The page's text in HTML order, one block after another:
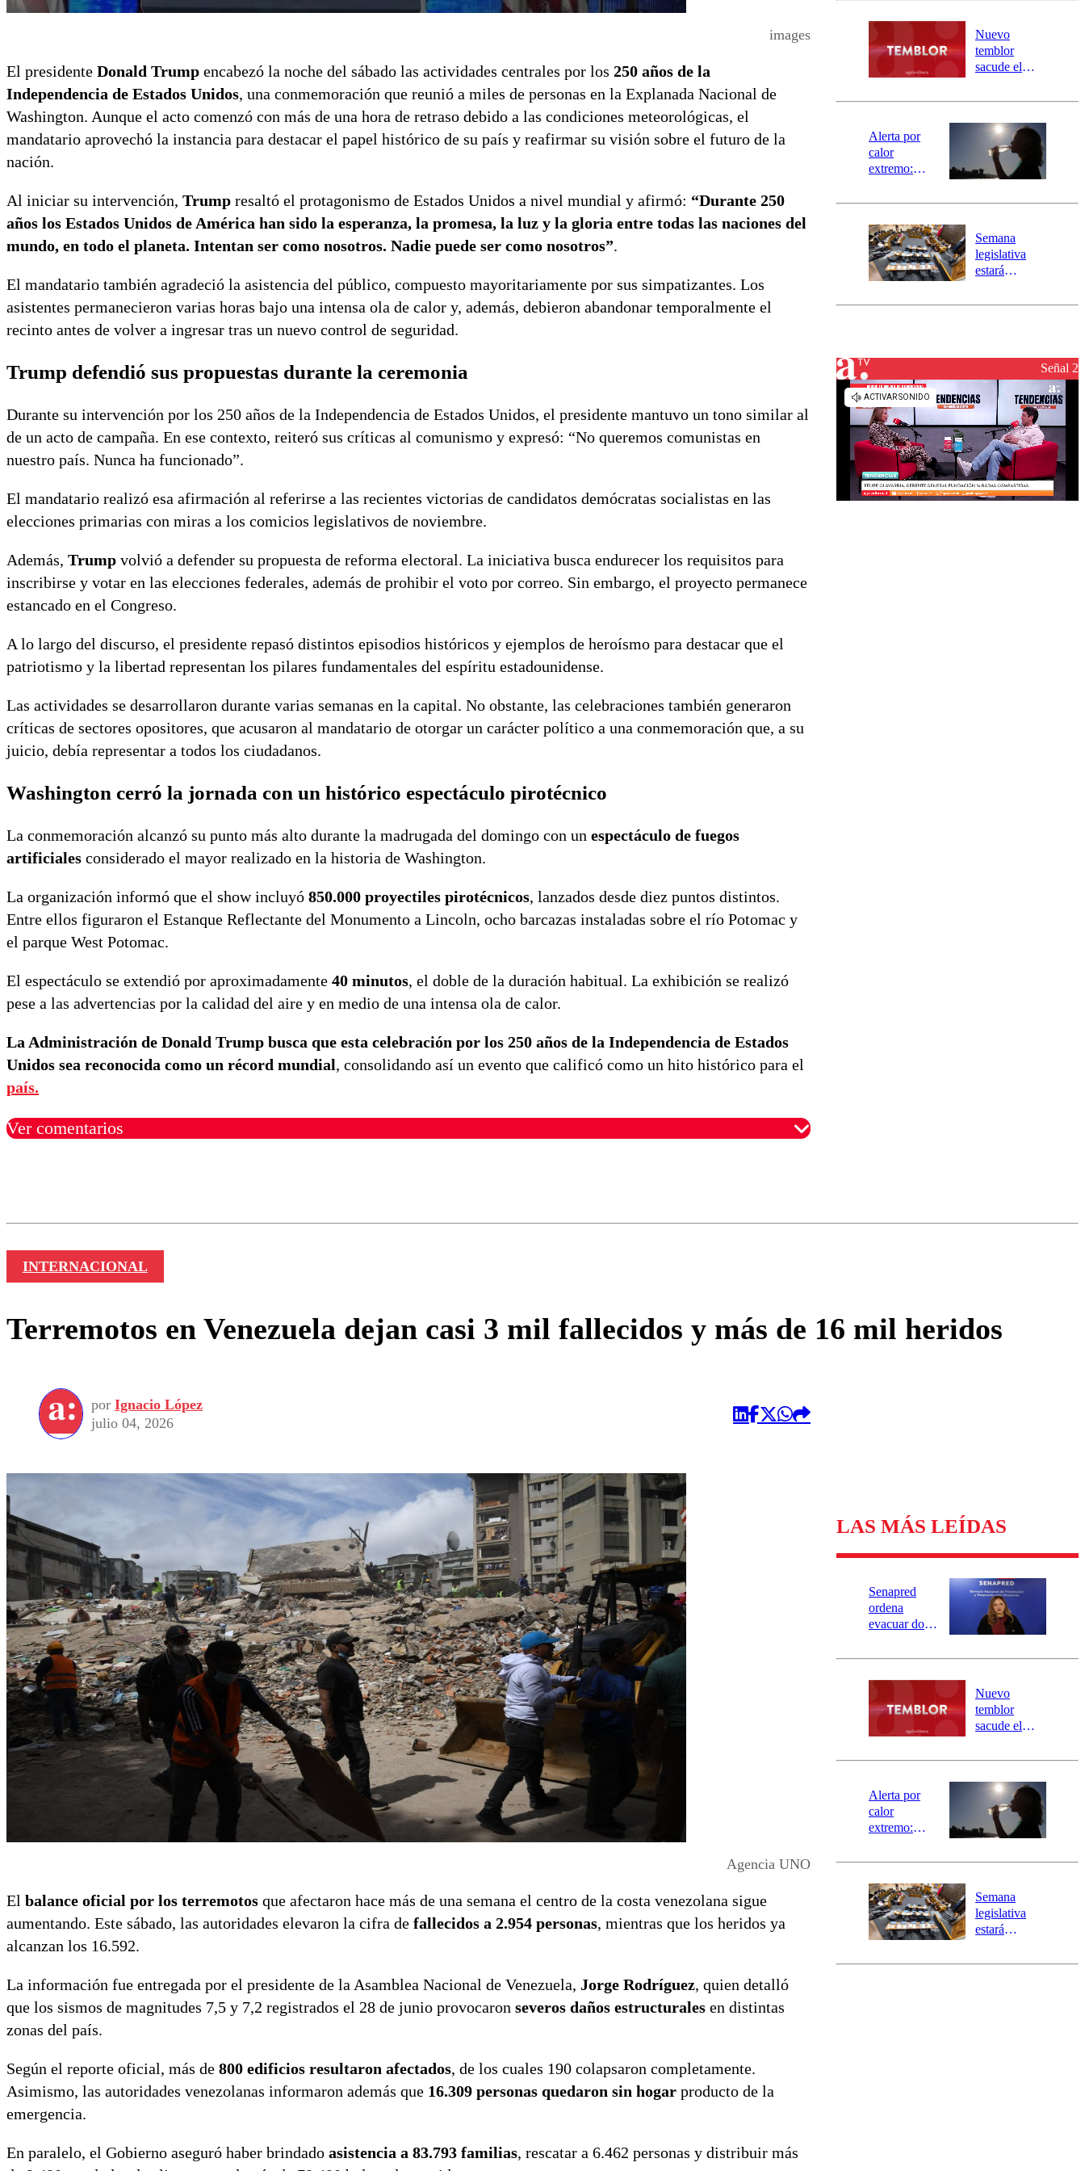
images
El presidente Donald Trump encabezó la noche del sábado las actividades centrales por los 250 años de la
Independencia de Estados Unidos, una conmemoración que reunió a miles de personas en la Explanada Nacional de
Washington. Aunque el acto comenzó con más de una hora de retraso debido a las condiciones meteorológicas, el
mandatario aprovechó la instancia para destacar el papel histórico de su país y reafirmar su visión sobre el futuro de la
nación.
Al iniciar su intervención, Trump resaltó el protagonismo de Estados Unidos a nivel mundial y afirmó: “Durante 250
años los Estados Unidos de América han sido la esperanza, la promesa, la luz y la gloria entre todas las naciones del
mundo, en todo el planeta. Intentan ser como nosotros. Nadie puede ser como nosotros”.
El mandatario también agradeció la asistencia del público, compuesto mayoritariamente por sus simpatizantes. Los
asistentes permanecieron varias horas bajo una intensa ola de calor y, además, debieron abandonar temporalmente el
recinto antes de volver a ingresar tras un nuevo control de seguridad.
Trump defendió sus propuestas durante la ceremonia
Durante su intervención por los 250 años de la Independencia de Estados Unidos, el presidente mantuvo un tono similar al
de un acto de campaña. En ese contexto, reiteró sus críticas al comunismo y expresó: “No queremos comunistas en
nuestro país. Nunca ha funcionado”.
El mandatario realizó esa afirmación al referirse a las recientes victorias de candidatos demócratas socialistas en las
elecciones primarias con miras a los comicios legislativos de noviembre.
Además, Trump volvió a defender su propuesta de reforma electoral. La iniciativa busca endurecer los requisitos para
inscribirse y votar en las elecciones federales, además de prohibir el voto por correo. Sin embargo, el proyecto permanece
estancado en el Congreso.
A lo largo del discurso, el presidente repasó distintos episodios históricos y ejemplos de heroísmo para destacar que el
patriotismo y la libertad representan los pilares fundamentales del espíritu estadounidense.
Las actividades se desarrollaron durante varias semanas en la capital. No obstante, las celebraciones también generaron
críticas de sectores opositores, que acusaron al mandatario de otorgar un carácter político a una conmemoración que, a su
juicio, debía representar a todos los ciudadanos.
Washington cerró la jornada con un histórico espectáculo pirotécnico
La conmemoración alcanzó su punto más alto durante la madrugada del domingo con un espectáculo de fuegos
artificiales considerado el mayor realizado en la historia de Washington.
La organización informó que el show incluyó 850.000 proyectiles pirotécnicos, lanzados desde diez puntos distintos.
Entre ellos figuraron el Estanque Reflectante del Monumento a Lincoln, ocho barcazas instaladas sobre el río Potomac y
el parque West Potomac.
El espectáculo se extendió por aproximadamente 40 minutos, el doble de la duración habitual. La exhibición se realizó
pese a las advertencias por la calidad del aire y en medio de una intensa ola de calor.
La Administración de Donald Trump busca que esta celebración por los 250 años de la Independencia de Estados
Unidos sea reconocida como un récord mundial, consolidando así un evento que calificó como un hito histórico para el
país.
Ver comentarios
río Damas:
activa
mensajería
SAE
Nuevo
temblor
sacude el
revisa la
epicentro
Alerta por
calor
extremo:
activa Alerta
Preventiva en
tres comunas
Semana
legislativa
estará
el fin de la
reconstrucciónSeñal 2
INTERNACIONAL
Terremotos en Venezuela dejan casi 3 mil fallecidos y más de 16 mil heridos
por Ignacio López
julio 04, 2026
Agencia UNO
El balance oficial por los terremotos que afectaron hace más de una semana el centro de la costa venezolana sigue
aumentando. Este sábado, las autoridades elevaron la cifra de fallecidos a 2.954 personas, mientras que los heridos ya
alcanzan los 16.592.
La información fue entregada por el presidente de la Asamblea Nacional de Venezuela, Jorge Rodríguez, quien detalló
que los sismos de magnitudes 7,5 y 7,2 registrados el 28 de junio provocaron severos daños estructurales en distintas
zonas del país.
Según el reporte oficial, más de 800 edificios resultaron afectados, de los cuales 190 colapsaron completamente.
Asimismo, las autoridades venezolanas informaron además que 16.309 personas quedaron sin hogar producto de la
emergencia.
En paralelo, el Gobierno aseguró haber brindado asistencia a 83.793 familias, rescatar a 6.462 personas y distribuir más
LAS MÁS LEÍDAS
Senapred
ordena
evacuar dos
Carahue por
río Damas:
activa
mensajería
SAE
Nuevo
temblor
sacude el
revisa la
epicentro
Alerta por
calor
extremo:
activa Alerta
Preventiva en
tres comunas
Semana
legislativa
estará
el fin de la